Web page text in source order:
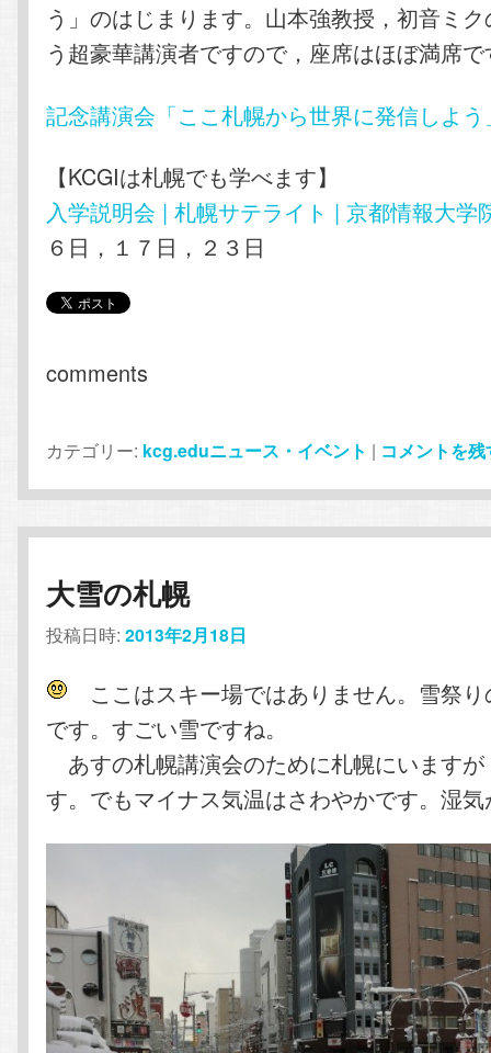
う」のはじまります。山本強教授，初音ミ
う超豪華講演者ですので，座席はほぼ満席
記念講演会「ここ札幌から世界に発信しよう
【KCGIは札幌でも学べます】
入学説明会 | 札幌サテライト | 京都情報大学
６日，１７日，２３日
comments
カテゴリー: kcg.eduニュース・イベント | コメントを残
大雪の札幌
投稿日時:2013年2月18日
ここはスキー場ではありません。雪祭
です。すごい雪ですね。
あすの札幌講演会のために札幌にいます
す。でもマイナス気温はさわやかです。湿